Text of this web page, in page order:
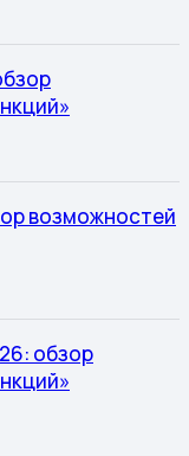
возможностей
обзор